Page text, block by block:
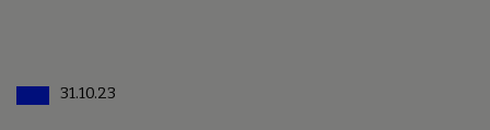
31.10.23